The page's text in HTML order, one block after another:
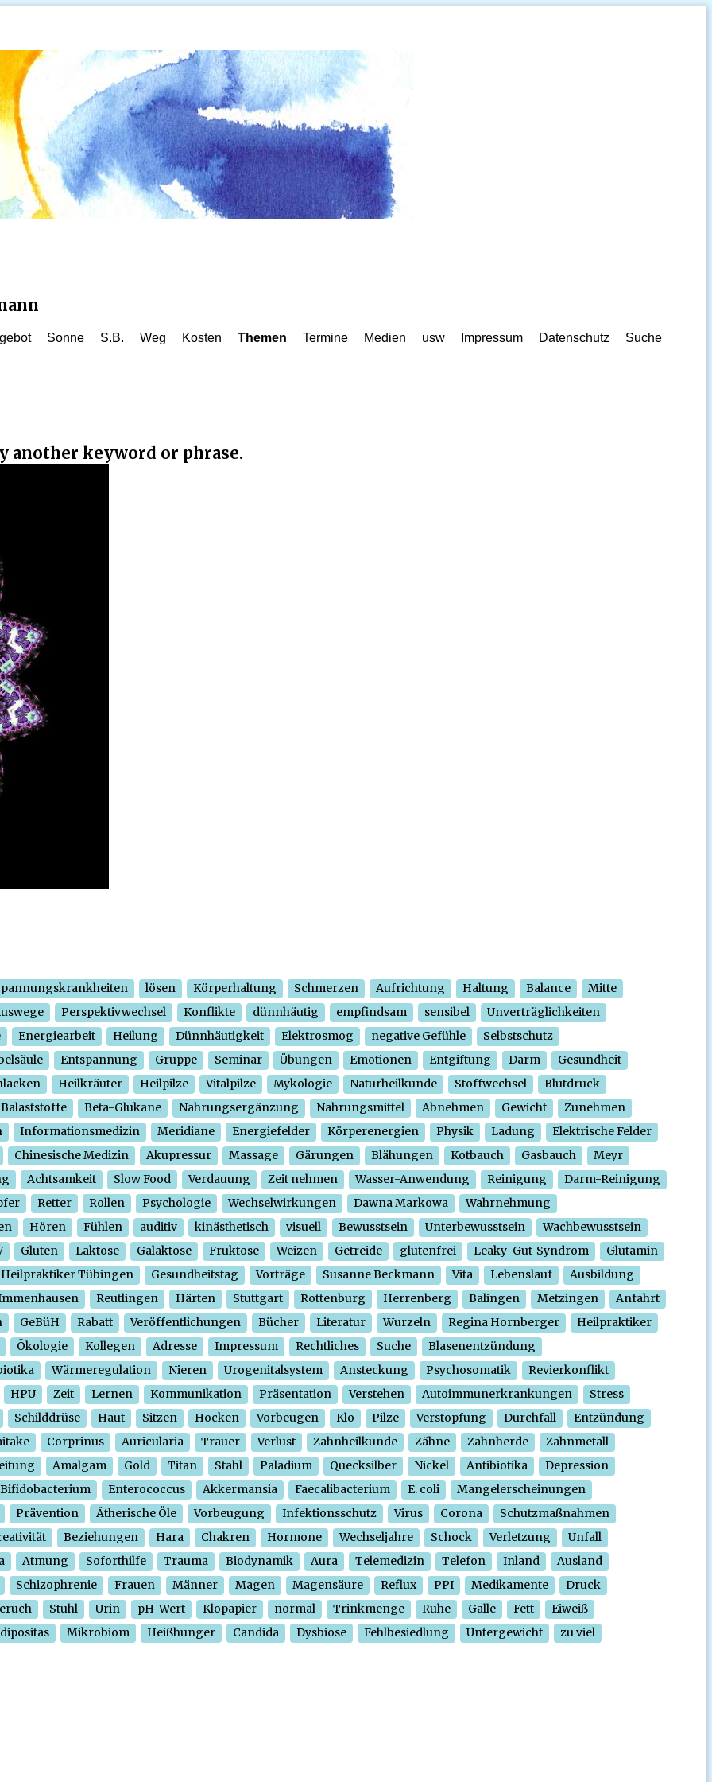
Sonne S.B. Weg Kosten Themen Termine Medien usw Impressum Datenschutz Suche
another keyword or phrase.
lösen Körperhaltung Schmerzen Aufrichtung Haltung Balance
Mitte
Perspektivwechsel Konflikte dünnhäutig empfindsam sensibel
Unverträglichkeiten
Energiearbeit Heilung Dünnhäutigkeit Elektrosmog negative Gefühle
Selbstschutz
Entspannung Gruppe Seminar Übungen Emotionen Entgiftung Darm
Gesundheit
Heilkräuter Heilpilze Vitalpilze Mykologie Naturheilkunde Stoffwechsel
Blutdruck
Balaststoffe
Beta-Glukane Nahrungsergänzung Nahrungsmittel Abnehmen Gewicht
Zunehmen
Informationsmedizin Meridiane Energiefelder Körperenergien Physik Ladung
Elektrische Felder
Chinesische Medizin
Akupressur Massage Gärungen Blähungen Kotbauch Gasbauch
Meyr
Achtsamkeit Slow Food Verdauung Zeit nehmen Wasser-Anwendung Reinigung
Darm-Reinigung
Retter Rollen Psychologie Wechselwirkungen Dawna Markowa
Wahrnehmung
Hören Fühlen auditiv kinästhetisch visuell Bewusstsein Unterbewusstsein
Wachbewusstsein
Gluten Laktose Galaktose Fruktose Weizen Getreide glutenfrei Leaky-Gut-Syndrom
Glutamin
Heilpraktiker Tübingen
Gesundheitstag Vorträge Susanne Beckmann Vita Lebenslauf
Ausbildung
Reutlingen Härten Stuttgart Rottenburg Herrenberg Balingen Metzingen
Anfahrt
GeBüH Rabatt Veröffentlichungen Bücher Literatur Wurzeln Regina Hornberger
Heilpraktiker
Ökologie
Kollegen Adresse Impressum Rechtliches Suche
Blasenentzündung
Wärmeregulation Nieren Urogenitalsystem Ansteckung Psychosomatik
Revierkonflikt
HPU
Zeit Lernen Kommunikation Präsentation Verstehen Autoimmunerkrankungen
Stress
Schilddrüse
Haut Sitzen Hocken Vorbeugen Klo Pilze Verstopfung Durchfall
Entzündung
Corprinus Auricularia Trauer Verlust Zahnheilkunde Zähne Zahnherde
Zahnmetall
Amalgam Gold Titan Stahl Paladium Quecksilber Nickel Antibiotika
Depression
Bifidobacterium
Enterococcus Akkermansia Faecalibacterium E. coli
Mangelerscheinungen
Prävention
Ätherische Öle Vorbeugung Infektionsschutz Virus Corona
Schutzmaßnahmen
Beziehungen Hara Chakren Hormone Wechseljahre Schock Verletzung
Unfall
Atmung Soforthilfe Trauma Biodynamik Aura Telemedizin Telefon Inland
Ausland
Schizophrenie
Frauen Männer Magen Magensäure Reflux PPI Medikamente
Druck
Stuhl Urin pH-Wert Klopapier normal Trinkmenge Ruhe Galle Fett
Eiweiß
Mikrobiom Heißhunger Candida Dysbiose Fehlbesiedlung Untergewicht zu viel